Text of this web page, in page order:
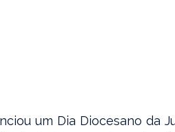
um Dia Diocesano da